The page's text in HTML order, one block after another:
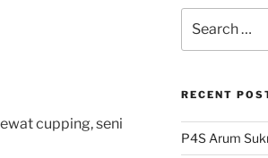
cupping, seni
for:
RECENT
P4S Arum